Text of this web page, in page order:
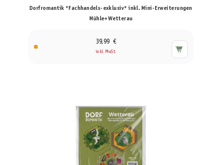
Dorfromantik *Fachhandels-exklusiv* inkl. Mini-Erweiterungen
Mühle+Wetterau
39,99 €
inkl. MwSt.